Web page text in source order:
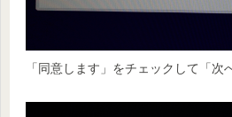
「同意します」をチェックして「次